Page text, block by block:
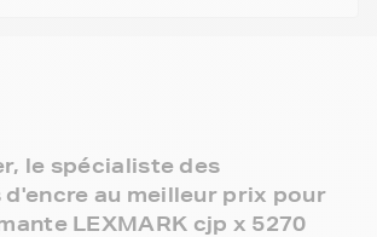
le spécialiste des
au meilleur prix pour
LEXMARK cjp x 5270